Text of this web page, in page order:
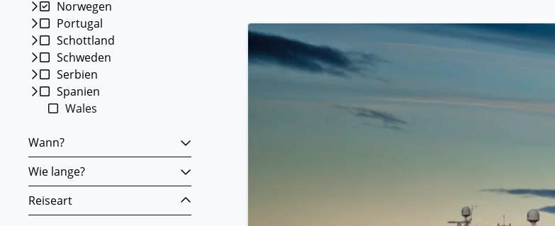
Norwegen
Portugal
Schottland
Schweden
Serbien
Spanien
Wales
Wann?
Wie lange?
Reiseart